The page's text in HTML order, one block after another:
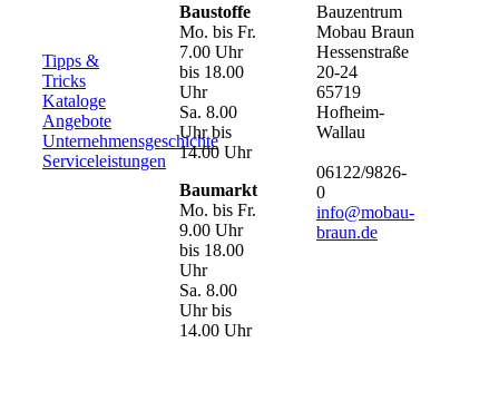
Tipps &
Tricks
Kataloge
Angebote
Unternehmensgeschichte
Serviceleistungen
Baustoffe
Mo. bis Fr.
7.00 Uhr
bis 18.00
Uhr
Sa. 8.00
Uhr bis
14.00 Uhr
Baumarkt
Mo. bis Fr.
9.00 Uhr
bis 18.00
Uhr
Sa. 8.00
Uhr bis
14.00 Uhr
Bauzentrum
Mobau Braun
Hessenstraße
20-24
65719
Hofheim-
Wallau
06122/9826-
0
info@mobau-
braun.de